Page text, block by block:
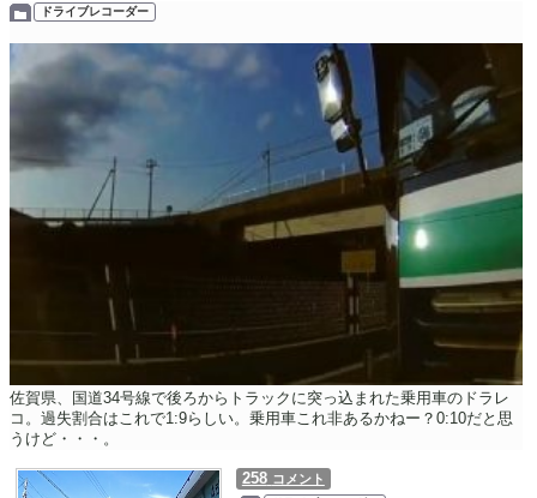
ドライブレコーダー
佐賀県、国道34号線で後ろからトラックに突っ込まれた乗用車のドラレ
コ。過失割合はこれで1:9らしい。乗用車これ非あるかねー？0:10だと思
うけど・・・。
258 コメント